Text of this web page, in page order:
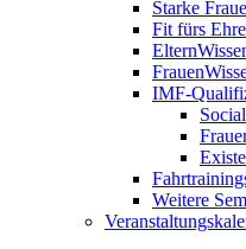
Starke
Fit fürs
IMF-
Weitere